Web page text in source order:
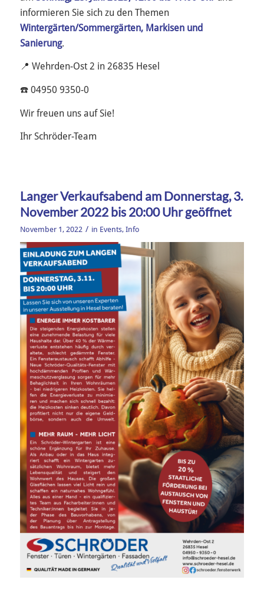
informieren Sie sich zu den Themen
Wintergärten/Sommergärten, Markisen und
Sanierung.
📍 Wehrden-Ost 2 in 26835 Hesel
☎️ 04950 9350-0
Wir freuen uns auf Sie!
Ihr Schröder-Team
Langer Verkaufsabend am Donnerstag, 3.
November 2022 bis 20:00 Uhr geöffnet
November 1, 2022 / in Events, Info